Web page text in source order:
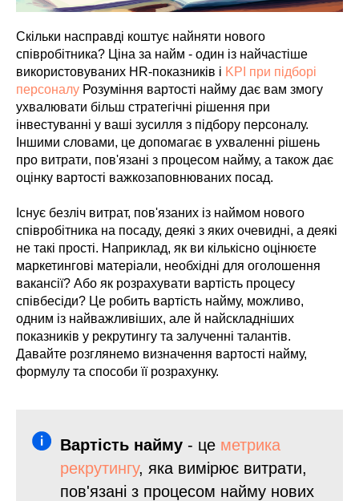
Скільки насправді коштує найняти нового
співробітника? Ціна за найм - один із найчастіше
використовуваних HR-показників і KPI при підборі
персоналу Розуміння вартості найму дає вам змогу
ухвалювати більш стратегічні рішення при
інвестуванні у ваші зусилля з підбору персоналу.
Іншими словами, це допомагає в ухваленні рішень
про витрати, пов'язані з процесом найму, а також дає
оцінку вартості важкозаповнюваних посад.
Існує безліч витрат, пов'язаних із наймом нового
співробітника на посаду, деякі з яких очевидні, а деякі
не такі прості. Наприклад, як ви кількісно оцінюєте
маркетингові матеріали, необхідні для оголошення
вакансії? Або як розрахувати вартість процесу
співбесіди? Це робить вартість найму, можливо,
одним із найважливіших, але й найскладніших
показників у рекрутингу та залученні талантів.
Давайте розглянемо визначення вартості найму,
формулу та способи її розрахунку.
Вартість найму - це метрика
рекрутингу, яка вимірює витрати,
пов'язані з процесом найму нових